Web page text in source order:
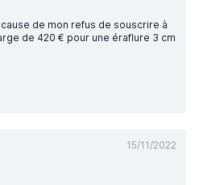
de mon refus de souscrire à
de 420 € pour une éraflure 3 cm
15/11/2022